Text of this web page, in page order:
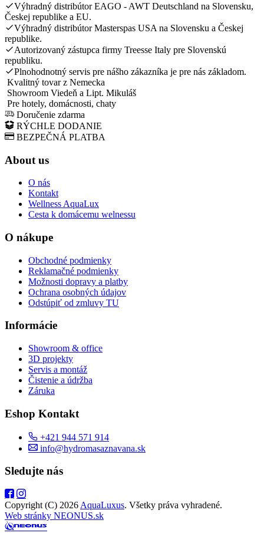
Výhradný distribútor EAGO - AWT Deutschland na Slovensku,
Českej republike a EU.
Výhradný distribútor Masterspas USA na Slovensku a Českej
republike.
Autorizovaný zástupca firmy Treesse Italy pre Slovenskú
republiku.
Plnohodnotný servis pre nášho zákazníka je pre nás základom.
Kvalitný tovar z Nemecka
Showroom Viedeň a Lipt. Mikuláš
Pre hotely, domácnosti, chaty
Doručenie zdarma
RÝCHLE DODANIE
BEZPEČNÁ PLATBA
About us
O nás
Kontakt
Wellness AquaLux
Cesta k domácemu welnessu
O nákupe
Obchodné podmienky
Reklamačné podmienky
Možnosti dopravy a platby
Ochrana osobných údajov
Odstúpiť od zmluvy TU
Informácie
Showroom & office
3D projekty
Servis a montáž
Čistenie a údržba
Záruka
Eshop Kontakt
+421 944 571 914
info@hydromasaznavana.sk
Sledujte nás
Copyright (C) 2026 AquaLuxus. Všetky práva vyhradené.
Web stránky NEONUS.sk